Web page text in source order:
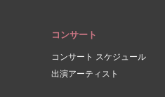
コンサート
コンサート スケジュール
出演アーティスト